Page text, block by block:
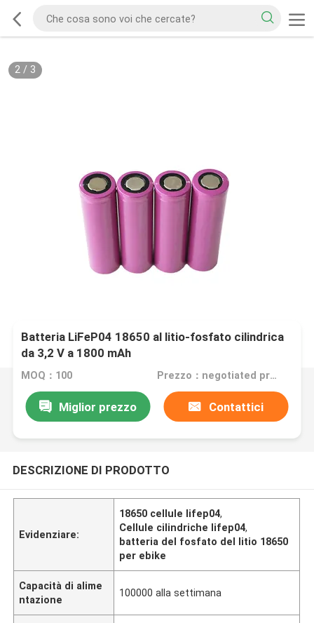
2/ 3
Batteria LiFeP04 18650 al litio-fosfato cilindrica
da 3,2 V a 1800 mAh
MOQ：100 Prezzo：negotiated price
Miglior prezzo Contattici
DESCRIZIONE DI PRODOTTO
Evidenziare:
18650 cellule lifep04,
Cellule cilindriche lifep04,
batteria del fosfato del litio 18650
per ebike
Capacità di alime
ntazione
100000 alla settimana